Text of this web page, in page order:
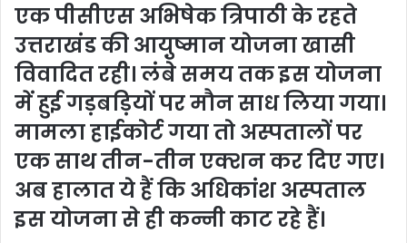
एक पीसीएस अभिषेक त्रिपाठी के रहते
उत्तराखंड की आय़ुष्मान योजना खासी
विवादित रही। लंबे समय तक इस योजना
में हुई गड़बड़ियों पर मौन साध लिया गया।
मामला हाईकोर्ट गया तो अस्पतालों पर
एक साथ तीन-तीन एक्शन कर दिए गए।
अब हालात ये हैं कि अधिकांश अस्पताल
इस योजना से ही कन्नी काट रहे हैं।